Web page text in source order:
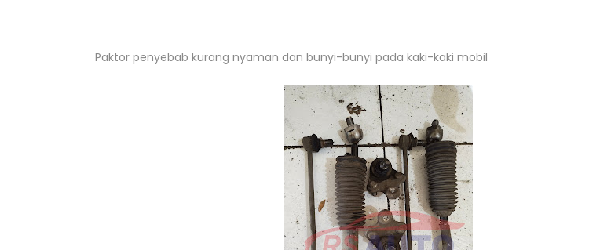
Paktor penyebab kurang nyaman dan bunyi-bunyi pada kaki-kaki mobil